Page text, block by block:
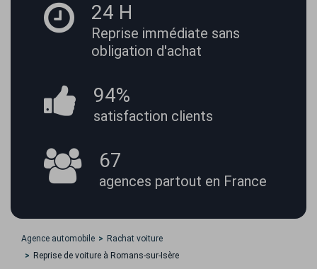
24 H
Reprise immédiate sans
obligation d'achat
94%
satisfaction clients
67
agences partout en France
Agence automobile
Rachat voiture
Reprise de voiture à Romans-sur-Isère